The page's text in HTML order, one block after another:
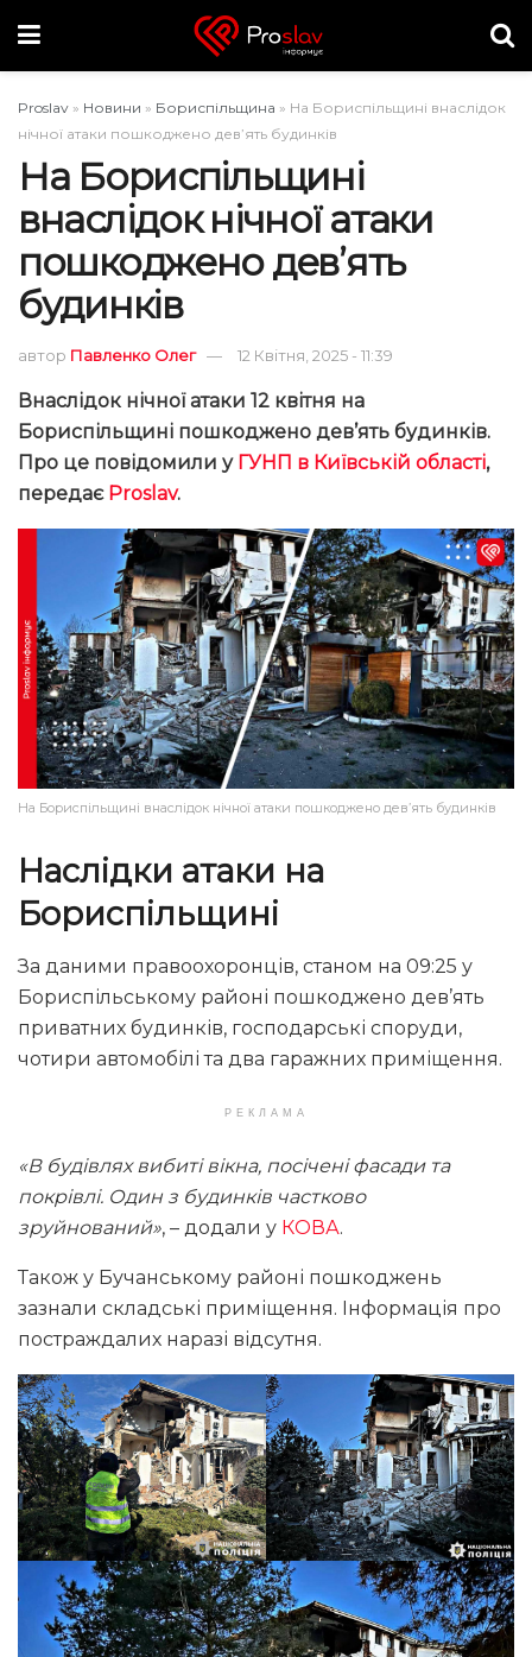
Proslav » Новини » Бориспільщина » На Бориспільщині внаслідок
нічної атаки пошкоджено дев’ять будинків
На Бориспільщині
внаслідок нічної атаки
пошкоджено дев’ять
будинків
автор Павленко Олег 12 Квітня, 2025 - 11:39
Внаслідок нічної атаки 12 квітня на
Бориспільщині пошкоджено дев’ять будинків.
Про це повідомили у ГУНП в Київській області,
передає Proslav.
На Бориспільщині внаслідок нічної атаки пошкоджено дев’ять будинків
Наслідки атаки на
Бориспільщині
За даними правоохоронців, станом на 09:25 у
Бориспільському районі пошкоджено дев’ять
приватних будинків, господарські споруди,
чотири автомобілі та два гаражних приміщення.
РЕКЛАМА
«В будівлях вибиті вікна, посічені фасади та
покрівлі. Один з будинків частково
зруйнований», – додали у КОВА.
Також у Бучанському районі пошкоджень
зазнали складські приміщення. Інформація про
постраждалих наразі відсутня.